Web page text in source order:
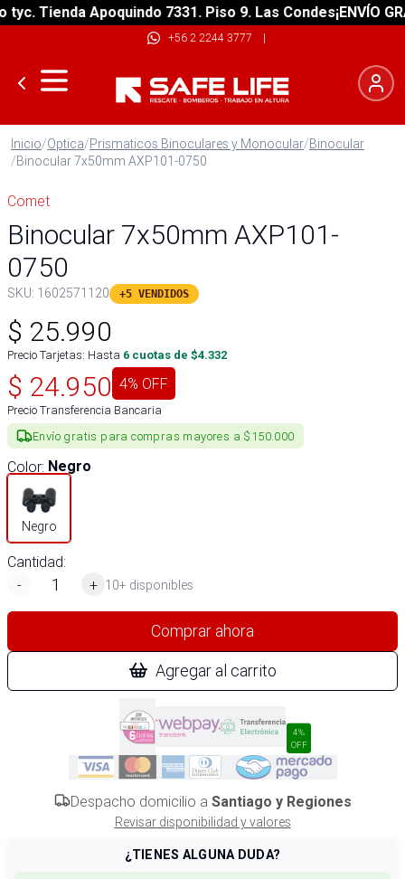
Tienda Apoquindo 7331. Piso 9. Las Condes¡ENVÍO
+56 2 2244 3777 |
Inicio/Optica/Prismaticos Binoculares y Monocular/Binocular
/Binocular 7x50mm AXP101-0750
Comet
Binocular 7x50mm AXP101-
0750
SKU: 1602571120 +5 VENDIDOS
$ 25.990
Precio Tarjetas: Hasta 6 cuotas de $4.332
$ 24.950 4% OFF
Precio Transferencia Bancaria
Envío gratis para compras mayores a $150.000
Color: Negro
Negro
Cantidad:
-
+ 10+ disponibles
Comprar ahora
Agregar al carrito
4%
OFF
Despacho domicilio a Santiago y Regiones
Revisar disponibilidad y valores
¿TIENES ALGUNA DUDA?